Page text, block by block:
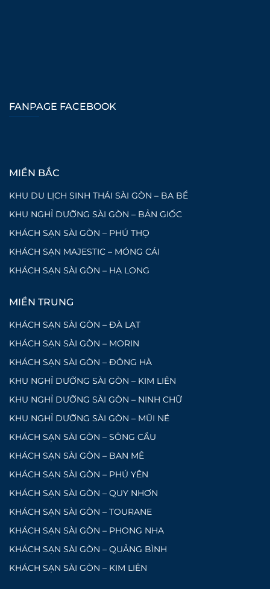
FANPAGE FACEBOOK
MIỀN BẮC
KHU DU LỊCH SINH THÁI SÀI GÒN – BA BỂ
KHU NGHỈ DƯỠNG SÀI GÒN – BẢN GIỐC
KHÁCH SẠN SÀI GÒN – PHÚ THỌ
KHÁCH SẠN MAJESTIC – MÓNG CÁI
KHÁCH SẠN SÀI GÒN – HẠ LONG
MIỀN TRUNG
KHÁCH SẠN SÀI GÒN – ĐÀ LẠT
KHÁCH SẠN SÀI GÒN – MORIN
KHÁCH SẠN SÀI GÒN – ĐÔNG HÀ
KHU NGHỈ DƯỠNG SÀI GÒN – KIM LIÊN
KHU NGHỈ DƯỠNG SÀI GÒN – NINH CHỮ
KHU NGHỈ DƯỠNG SÀI GÒN – MŨI NÉ
KHÁCH SẠN SÀI GÒN – SÔNG CẦU
KHÁCH SẠN SÀI GÒN – BAN MÊ
KHÁCH SẠN SÀI GÒN – PHÚ YÊN
KHÁCH SẠN SÀI GÒN – QUY NHƠN
KHÁCH SẠN SÀI GÒN – TOURANE
KHÁCH SẠN SÀI GÒN – PHONG NHA
KHÁCH SẠN SÀI GÒN – QUẢNG BÌNH
KHÁCH SẠN SÀI GÒN – KIM LIÊN